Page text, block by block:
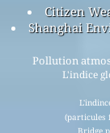
Citizen
Shanghai
Pollution
L'indice
(particules
Bridge